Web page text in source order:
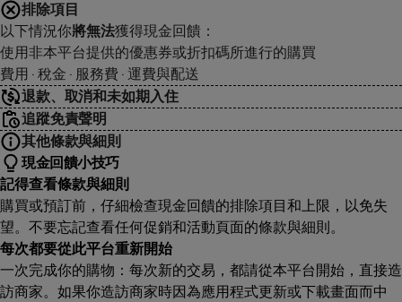
排除項目
以下情況你將無法獲得現金回饋：
使用非本平台提供的優惠券或折扣碼所進行的購買
費用 · 稅金 · 服務費 · 運費與配送
退款、取消和未如期入住
追蹤免責聲明
其他條款與細則
現金回饋小技巧
記得查看條款與細則
購買或預訂前，仔細檢查現金回饋的排除項目和上限，以免失
望。不要忘記查看任何促銷和活動頁面的條款與細則。
每次都要從此平台重新開始
一次完成你的購物：每次新的交易，都請從本平台開始，直接造
訪商家。如果你造訪商家時因為應用程式更新或下載畫面而中